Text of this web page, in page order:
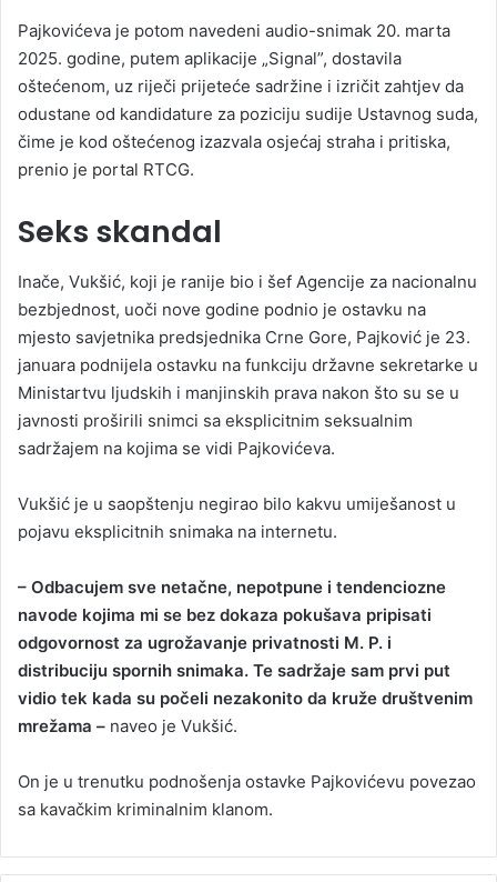
Pajkovićeva je potom navedeni audio-snimak 20. marta
2025. godine, putem aplikacije „Signal”, dostavila
oštećenom, uz riječi prijeteće sadržine i izričit zahtjev da
odustane od kandidature za poziciju sudije Ustavnog suda,
čime je kod oštećenog izazvala osjećaj straha i pritiska,
prenio je portal RTCG.
Seks skandal
Inače, Vukšić, koji je ranije bio i šef Agencije za nacionalnu
bezbjednost, uoči nove godine podnio je ostavku na
mjesto savjetnika predsjednika Crne Gore, Pajković je 23.
januara podnijela ostavku na funkciju državne sekretarke u
Ministartvu ljudskih i manjinskih prava nakon što su se u
javnosti proširili snimci sa eksplicitnim seksualnim
sadržajem na kojima se vidi Pajkovićeva.
Vukšić je u saopštenju negirao bilo kakvu umiješanost u
pojavu eksplicitnih snimaka na internetu.
– Odbacujem sve netačne, nepotpune i tendenciozne
navode kojima mi se bez dokaza pokušava pripisati
odgovornost za ugrožavanje privatnosti M. P. i
distribuciju spornih snimaka. Te sadržaje sam prvi put
vidio tek kada su počeli nezakonito da kruže društvenim
mrežama – naveo je Vukšić.
On je u trenutku podnošenja ostavke Pajkovićevu povezao
sa kavačkim kriminalnim klanom.